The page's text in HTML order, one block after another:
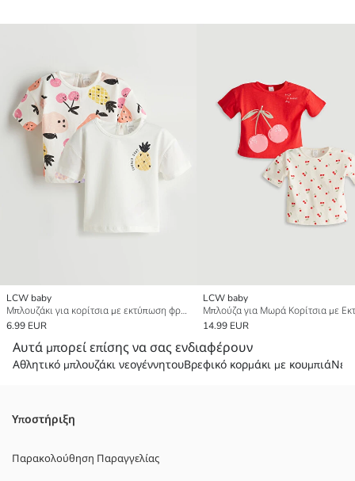
LCW baby
Μπλουζάκι για κορίτσια με εκτύπωση φρούτων 2-πακέτα
6.99 EUR
LCW baby
14.99 EUR
Αυτά μπορεί επίσης να σας ενδιαφέρουν
Αθλητικό μπλουζάκι νεογέννητουΒρεφικό κορμάκι με κουμπιά
Υποστήριξη
Παρακολούθηση Παραγγελίας